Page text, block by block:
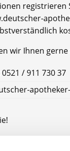
registrieren
wir Ihnen
/ 911 730 37